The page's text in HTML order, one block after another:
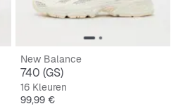
New Balance
740 (GS)
16 Kleuren
Prijs
99,99 €